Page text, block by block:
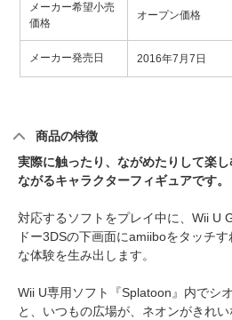
メーカー希望小売
価格
オープン価格
メーカー発売日 2016年7月7日
商品の特徴
実際に触ったり、ながめたりして楽
ながるキャラクターフィギュアです。
対応するソフトをプレイ中に、Wii U
ドー3DSの下画面にamiiboをタッチ
な体験を生み出します。
Wii U専用ソフト『Splatoon』内でシ
と、いつもの広場が、ネオンがきれ